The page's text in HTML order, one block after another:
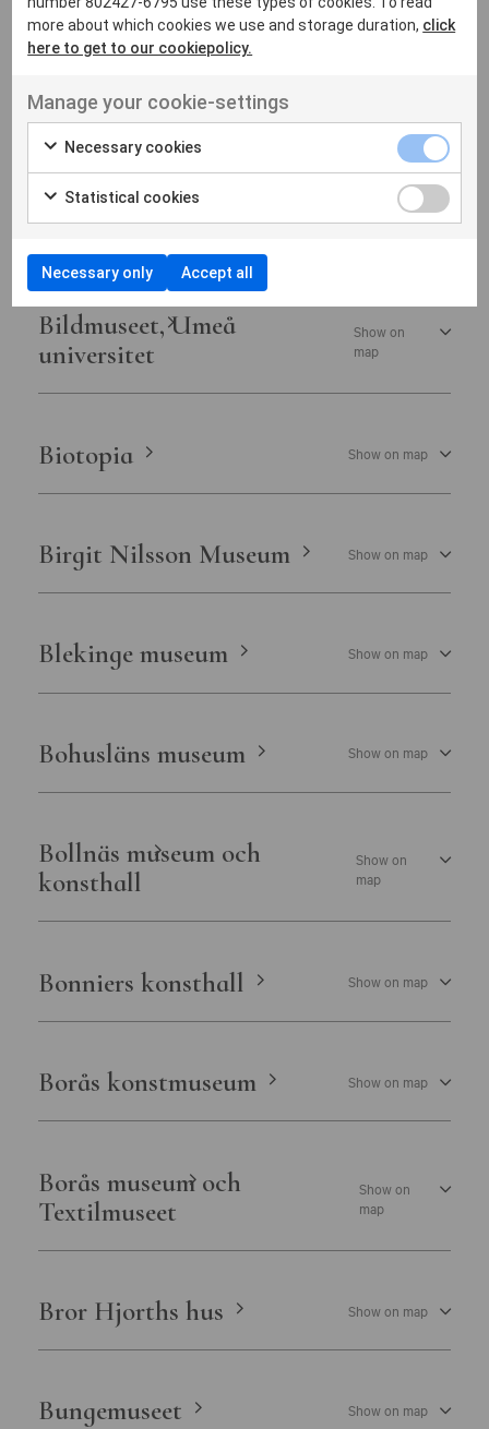
Astrid Lindgrens Näs Show on map
B
Bergrummet – Tidö Collection
of Toys and Comics
Show
on
Bildmuseet, Umeå
universitet
Show on
map
Biotopia Show on map
Birgit Nilsson Museum Show on map
Blekinge museum Show on map
Bohusläns museum Show on map
Bollnäs museum och
konsthall
Show on
map
Bonniers konsthall Show on map
Borås konstmuseum Show on map
Borås museum och
Textilmuseet
Show on
map
Bror Hjorths hus Show on map
Bungemuseet Show on map
more about which cookies we use and storage duration, click
here to get to our cookiepolicy.
Manage your cookie-settings
Necessary cookies
Statistical cookies
Necessary only Accept all